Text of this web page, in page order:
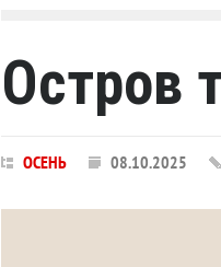
Остров
ОСЕНЬ 08.10.2025